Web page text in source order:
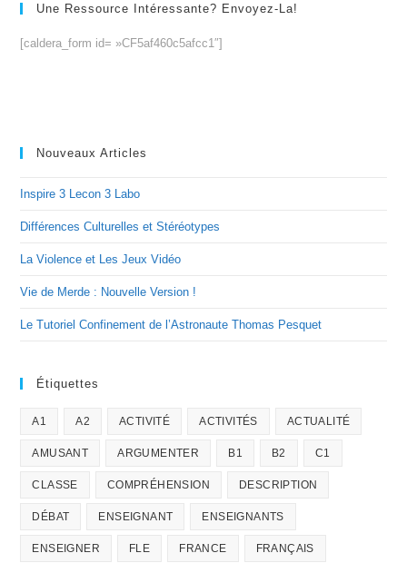
Une Ressource Intéressante? Envoyez-La!
[caldera_form id= »CF5af460c5afcc1″]
Nouveaux Articles
Inspire 3 Lecon 3 Labo
Différences Culturelles et Stéréotypes
La Violence et Les Jeux Vidéo
Vie de Merde : Nouvelle Version !
Le Tutoriel Confinement de l’Astronaute Thomas Pesquet
Étiquettes
A1 A2 ACTIVITÉ ACTIVITÉS ACTUALITÉ
AMUSANT ARGUMENTER B1 B2 C1
CLASSE COMPRÉHENSION DESCRIPTION
DÉBAT ENSEIGNANT ENSEIGNANTS
ENSEIGNER FLE FRANCE FRANÇAIS